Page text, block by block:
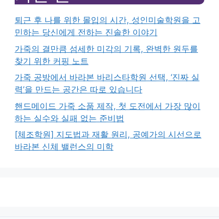
퇴근 후 나를 위한 몰입의 시간, 성인미술학원을 고
민하는 당신에게 전하는 진솔한 이야기
가죽의 결만큼 섬세한 미각의 기록, 완벽한 원두를
찾기 위한 커핑 노트
가죽 공방에서 바라본 바리스타학원 선택, ‘진짜 실
력’을 만드는 공간은 따로 있습니다
핸드메이드 가죽 소품 제작, 첫 도전에서 가장 많이
하는 실수와 실패 없는 준비법
[체조학원] 지도법과 재활 원리, 공예가의 시선으로
바라본 신체 밸런스의 미학